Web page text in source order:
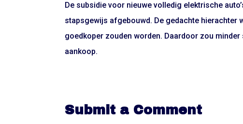
De subsidie voor nieuwe volledig elektrische
stapsgewijs afgebouwd. De gedachte hierachter
goedkoper zouden worden. Daardoor zou
aankoop.
Submit a Comment